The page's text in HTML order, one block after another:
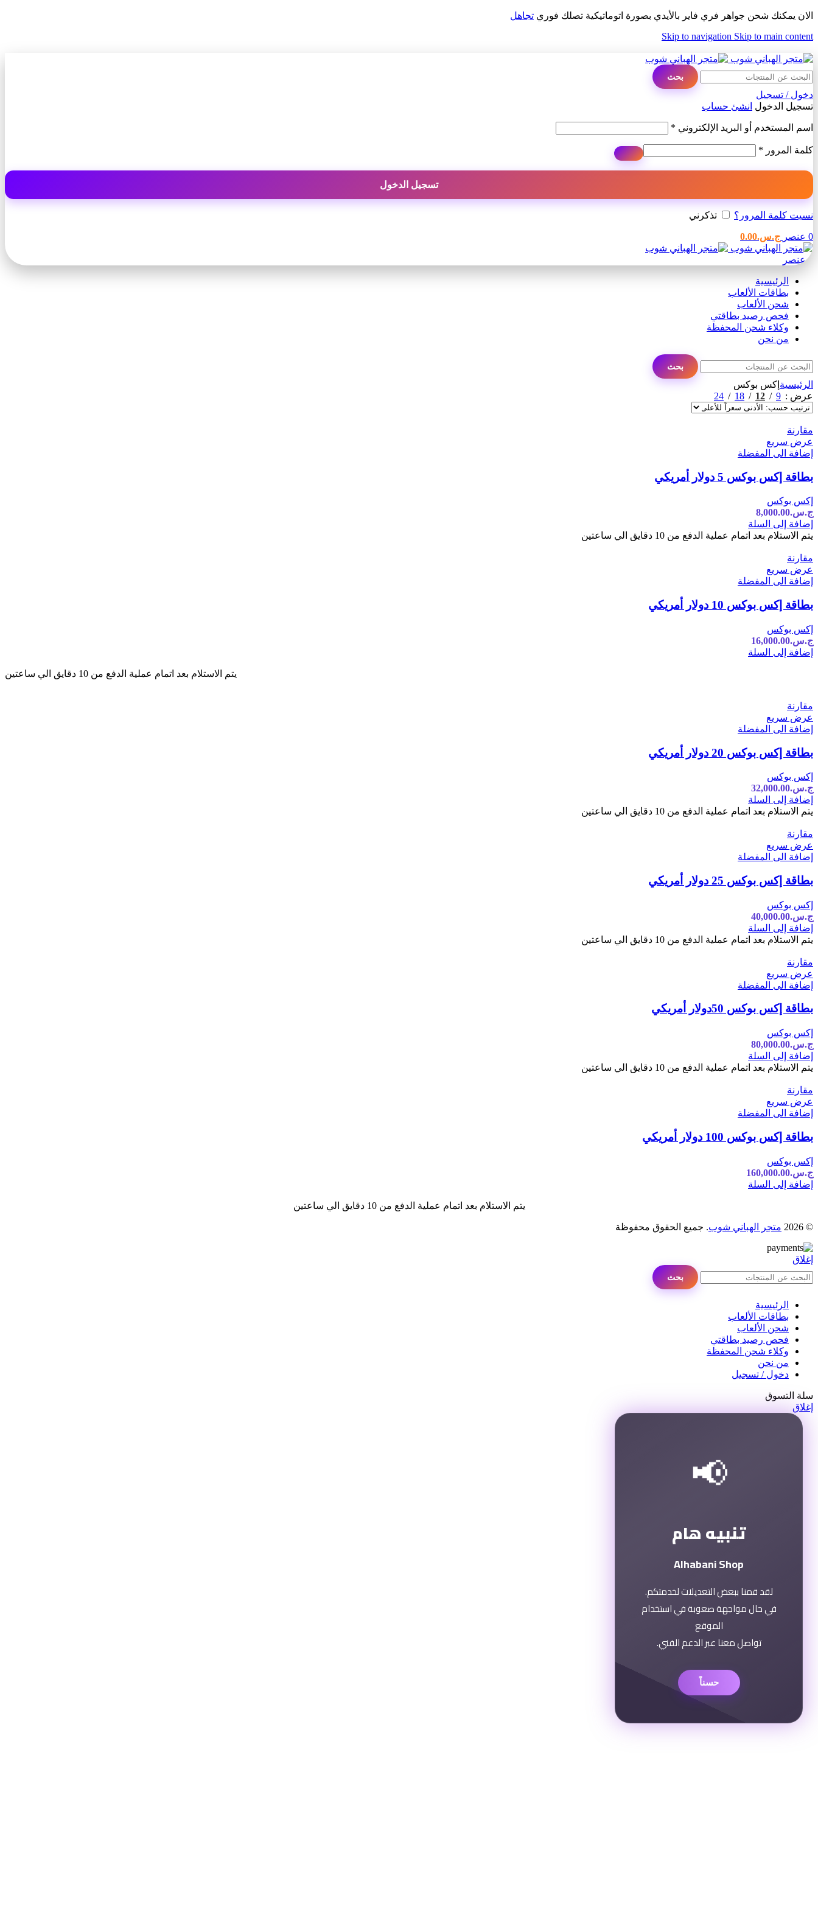
الان يمكنك شحن جواهر فري فاير بالأيدي بصورة اتوماتيكية تصلك فوري تجاهل
Skip to navigation Skip to main content
بحث
دخول / تسجيل
تسجيل الدخول انشئ حساب
اسم المستخدم أو البريد الإلكتروني *
كلمة المرور *
تسجيل الدخول
نسيت كلمة المرور؟ تذكرني
0 عنصر ج.س.0.00
0 عنصر
الرئيسية
بطاقات الألعاب
شحن الألعاب
فحص رصيد بطاقتي
وكلاء شحن المحفظة
من نحن
بحث
الرئيسية إكس بوكس
عرض
9
12
18
24
مقارنة
عرض سريع
إضافة الى المفضلة
بطاقة إكس بوكس 5 دولار أمريكي
إكس بوكس
ج.س.8,000.00
إضافة إلى السلة
يتم الاستلام بعد اتمام عملية الدفع من 10 دقايق الي ساعتين
مقارنة
عرض سريع
إضافة الى المفضلة
بطاقة إكس بوكس 10 دولار أمريكي
إكس بوكس
ج.س.16,000.00
إضافة إلى السلة
يتم الاستلام بعد اتمام عملية الدفع من 10 دقايق الي ساعتين
مقارنة
عرض سريع
إضافة الى المفضلة
بطاقة إكس بوكس 20 دولار أمريكي
إكس بوكس
ج.س.32,000.00
إضافة إلى السلة
يتم الاستلام بعد اتمام عملية الدفع من 10 دقايق الي ساعتين
مقارنة
عرض سريع
إضافة الى المفضلة
بطاقة إكس بوكس 25 دولار أمريكي
إكس بوكس
ج.س.40,000.00
إضافة إلى السلة
يتم الاستلام بعد اتمام عملية الدفع من 10 دقايق الي ساعتين
مقارنة
عرض سريع
إضافة الى المفضلة
بطاقة إكس بوكس 50دولار أمريكي
إكس بوكس
ج.س.80,000.00
إضافة إلى السلة
يتم الاستلام بعد اتمام عملية الدفع من 10 دقايق الي ساعتين
مقارنة
عرض سريع
إضافة الى المفضلة
بطاقة إكس بوكس 100 دولار أمريكي
إكس بوكس
ج.س.160,000.00
إضافة إلى السلة
يتم الاستلام بعد اتمام عملية الدفع من 10 دقايق الي ساعتين
© 2026 متجر الهباني شوب. جميع الحقوق محفوظة
إغلاق
بحث
الرئيسية
بطاقات الألعاب
شحن الألعاب
فحص رصيد بطاقتي
وكلاء شحن المحفظة
من نحن
دخول / تسجيل
سلة التسوق
إغلاق
📢
تنبيه هام
Alhabani Shop
لقد قمنا ببعض التعديلات لخدمتكم.
في حال مواجهة صعوبة في استخدام
الموقع
تواصل معنا عبر الدعم الفني.
حسناً